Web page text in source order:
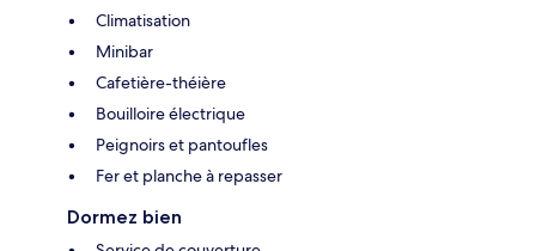
Climatisation
Minibar
Cafetière-théière
Bouilloire électrique
Peignoirs et pantoufles
Fer et planche à repasser
Dormez bien